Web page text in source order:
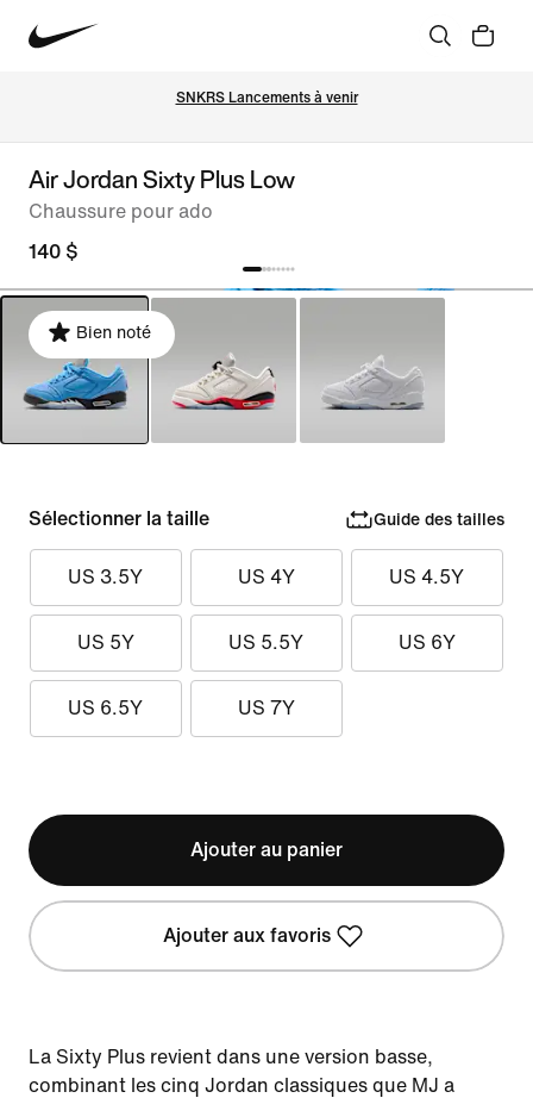
SNKRS Lancements à venir
Air Jordan Sixty Plus Low
Chaussure pour ado
140 $
Bien noté
Sélectionner la taille Guide des tailles
US 3.5Y US 4Y US 4.5Y
US 5Y US 5.5Y US 6Y
US 6.5Y US 7Y
Ajouter au panier
Ajouter aux favoris
La Sixty Plus revient dans une version basse,
combinant les cinq Jordan classiques que MJ a